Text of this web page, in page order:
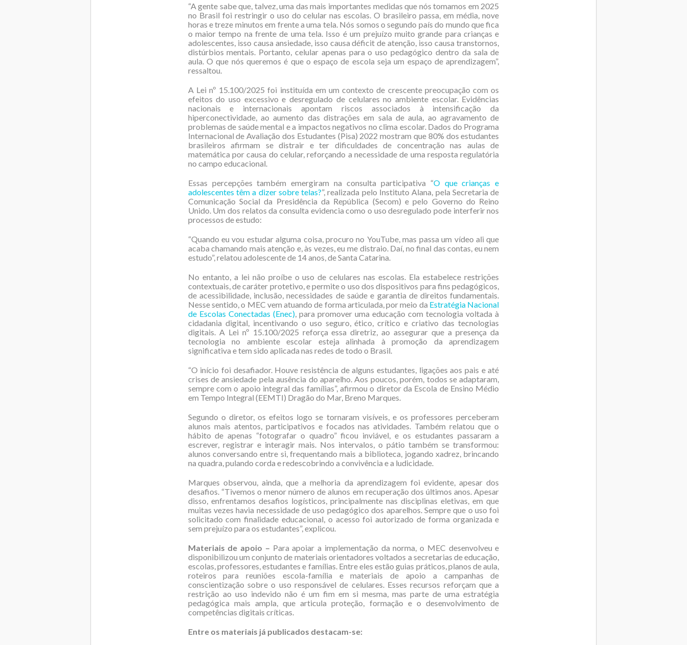
“A gente sabe que, talvez, uma das mais importantes medidas que nós tomamos em 2025
no Brasil foi restringir o uso do celular nas escolas. O brasileiro passa, em média, nove
horas e treze minutos em frente a uma tela. Nós somos o segundo país do mundo que fica
o maior tempo na frente de uma tela. Isso é um prejuízo muito grande para crianças e
adolescentes, isso causa ansiedade, isso causa déficit de atenção, isso causa transtornos,
distúrbios mentais. Portanto, celular apenas para o uso pedagógico dentro da sala de
aula. O que nós queremos é que o espaço de escola seja um espaço de aprendizagem”,
ressaltou.
A Lei nº 15.100/2025 foi instituída em um contexto de crescente preocupação com os
efeitos do uso excessivo e desregulado de celulares no ambiente escolar. Evidências
nacionais e internacionais apontam riscos associados à intensificação da
hiperconectividade, ao aumento das distrações em sala de aula, ao agravamento de
problemas de saúde mental e a impactos negativos no clima escolar. Dados do Programa
Internacional de Avaliação dos Estudantes (Pisa) 2022 mostram que 80% dos estudantes
brasileiros afirmam se distrair e ter dificuldades de concentração nas aulas de
matemática por causa do celular, reforçando a necessidade de uma resposta regulatória
no campo educacional.
Essas percepções também emergiram na consulta participativa “O que crianças e
adolescentes têm a dizer sobre telas?”, realizada pelo Instituto Alana, pela Secretaria de
Comunicação Social da Presidência da República (Secom) e pelo Governo do Reino
Unido. Um dos relatos da consulta evidencia como o uso desregulado pode interferir nos
processos de estudo:
“Quando eu vou estudar alguma coisa, procuro no YouTube, mas passa um vídeo ali que
acaba chamando mais atenção e, às vezes, eu me distraio. Daí, no final das contas, eu nem
estudo”, relatou adolescente de 14 anos, de Santa Catarina.
No entanto, a lei não proíbe o uso de celulares nas escolas. Ela estabelece restrições
contextuais, de caráter protetivo, e permite o uso dos dispositivos para fins pedagógicos,
de acessibilidade, inclusão, necessidades de saúde e garantia de direitos fundamentais.
Nesse sentido, o MEC vem atuando de forma articulada, por meio da Estratégia Nacional
de Escolas Conectadas (Enec), para promover uma educação com tecnologia voltada à
cidadania digital, incentivando o uso seguro, ético, crítico e criativo das tecnologias
digitais. A Lei nº 15.100/2025 reforça essa diretriz, ao assegurar que a presença da
tecnologia no ambiente escolar esteja alinhada à promoção da aprendizagem
significativa e tem sido aplicada nas redes de todo o Brasil.
“O início foi desafiador. Houve resistência de alguns estudantes, ligações aos pais e até
crises de ansiedade pela ausência do aparelho. Aos poucos, porém, todos se adaptaram,
sempre com o apoio integral das famílias”, afirmou o diretor da Escola de Ensino Médio
em Tempo Integral (EEMTI) Dragão do Mar, Breno Marques.
Segundo o diretor, os efeitos logo se tornaram visíveis, e os professores perceberam
alunos mais atentos, participativos e focados nas atividades. Também relatou que o
hábito de apenas “fotografar o quadro” ficou inviável, e os estudantes passaram a
escrever, registrar e interagir mais. Nos intervalos, o pátio também se transformou:
alunos conversando entre si, frequentando mais a biblioteca, jogando xadrez, brincando
na quadra, pulando corda e redescobrindo a convivência e a ludicidade.
Marques observou, ainda, que a melhoria da aprendizagem foi evidente, apesar dos
desafios. “Tivemos o menor número de alunos em recuperação dos últimos anos. Apesar
disso, enfrentamos desafios logísticos, principalmente nas disciplinas eletivas, em que
muitas vezes havia necessidade de uso pedagógico dos aparelhos. Sempre que o uso foi
solicitado com finalidade educacional, o acesso foi autorizado de forma organizada e
sem prejuízo para os estudantes”, explicou.
Materiais de apoio – Para apoiar a implementação da norma, o MEC desenvolveu e
disponibilizou um conjunto de materiais orientadores voltados a secretarias de educação,
escolas, professores, estudantes e famílias. Entre eles estão guias práticos, planos de aula,
roteiros para reuniões escola-família e materiais de apoio a campanhas de
conscientização sobre o uso responsável de celulares. Esses recursos reforçam que a
restrição ao uso indevido não é um fim em si mesma, mas parte de uma estratégia
pedagógica mais ampla, que articula proteção, formação e o desenvolvimento de
competências digitais críticas.
Entre os materiais já publicados destacam-se: